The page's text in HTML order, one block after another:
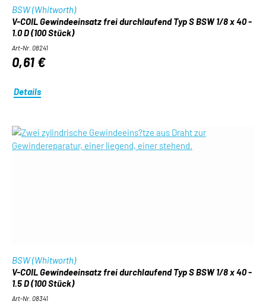
BSW (Whitworth)
V-COIL Gewindeeinsatz frei durchlaufend Typ S BSW 1/8 x 40 -
1.0 D (100 Stück)
Art-Nr. 08241
0,61 €
Details
BSW (Whitworth)
V-COIL Gewindeeinsatz frei durchlaufend Typ S BSW 1/8 x 40 -
1.5 D (100 Stück)
Art-Nr. 08341